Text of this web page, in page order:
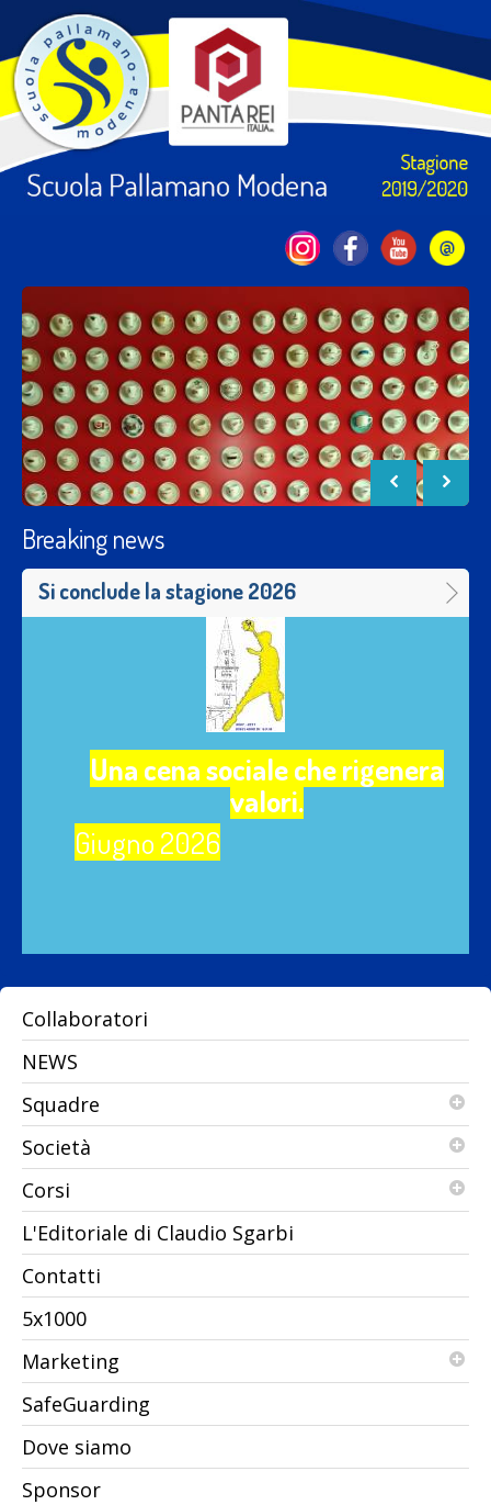
Breaking news
SerieA Silver- Modena-Vigasio
PANTAREI MODENA – Vigasio 29/29 (p.t.16/18)
SPELTA LUCA 0 ,STALLO SIMONE 2 , SORTINO
GABRIELE 10 , BORTOLOTTI LUCA 0 , 5 PICCIN
LORENZO 0, GOLLINI GABRIELE 6 , PRANDI MATTEO
0, BONI ENRICO 2 SEGAPELI FILIPPO 2, CONVENTI
Vincere fa bene all’autostima e al morale e così
dopo la prima vittoria in Campionato contro il San
Vito ,Pantarei Modena sfiora la seconda vittoria
consecutiva con un pareggio pesante che vale una
vittoria......
Collaboratori
NEWS
Squadre
Società
Corsi
L'Editoriale di Claudio Sgarbi
Contatti
5x1000
Marketing
SafeGuarding
Dove siamo
Sponsor